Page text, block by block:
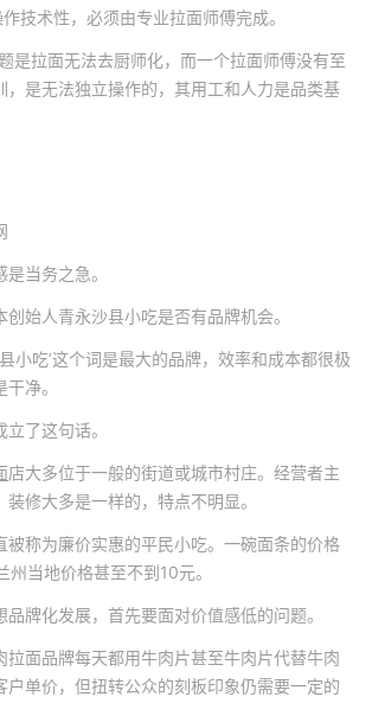
技术性，必须由专业拉面师傅完成。
是拉面无法去厨师化，而一个拉面师傅没有至
，是无法独立操作的，其用工和人力是品类基
当务之急。
始人青永沙县小吃是否有品牌机会。
小吃’这个词是最大的品牌，效率和成本都很极
净。
了这句话。
店大多位于一般的街道或城市村庄。经营者主
修大多是一样的，特点不明显。
被称为廉价实惠的平民小吃。一碗面条的价格
州当地价格甚至不到10元。
牌化发展，首先要面对价值感低的问题。
拉面品牌每天都用牛肉片甚至牛肉片代替牛肉
户单价，但扭转公众的刻板印象仍需要一定的